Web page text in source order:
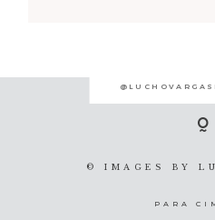
© IMAGES BY
PARA